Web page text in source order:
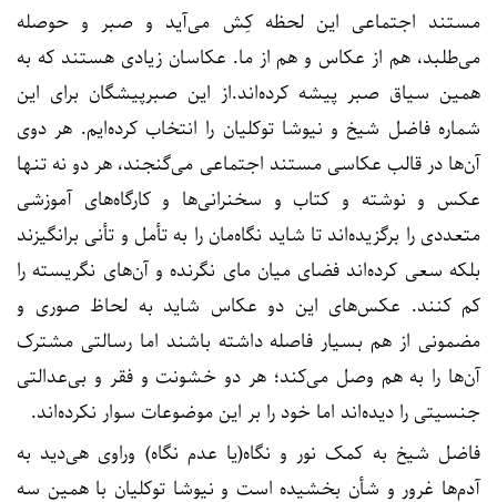
مستند اجتماعی این لحظه کِش می‌آید و صبر و حوصله
می‌طلبد، هم از عکاس و هم از ما. عکاسان زیادی هستند که به
همین سیاق صبر پیشه کرده‌اند.از این صبرپیشگان برای این
شماره فاضل شیخ و نیوشا توکلیان را انتخاب کرده‌ایم. هر دوی
آن‌ها در قالب عکاسی مستند اجتماعی می‌گنجند، هر دو نه تنها
عکس و نوشته و کتاب و سخنرانی‌ها و کارگاه‌های آموزشی
متعددی را برگزیده‌اند تا شاید نگاه‌مان را به تأمل و تأنی برانگیزند
بلکه سعی کرده‌اند فضای میان مای نگرنده و آن‌های نگریسته را
کم کنند. عکس‌های این دو عکاس شاید به لحاظ صوری و
مضمونی از هم بسیار فاصله داشته باشند اما رسالتی مشترک
آن‌ها را به هم وصل می‌کند؛ هر دو خشونت و فقر و بی‌عدالتی
جنسیتی را دیده‌اند اما خود را بر این موضوعات سوار نکرده‌اند.
فاضل شیخ به کمک نور و نگاه(یا عدم نگاه) وراوی هی‌دید به
آدم‌ها غرور و شأن بخشیده است و نیوشا توکلیان با همین سه